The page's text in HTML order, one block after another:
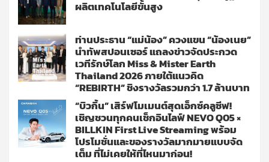
ผลิตเทคโนโลยีขั้นสูง
ท่านประธาน “แม่น้อง” ควงแขน “น้องเนย”
นำทัพสปอนเซอร์ แถลงข่าวจัดประกวด
เวทีรักษ์โลก Miss & Mister Earth
Thailand 2026 ภายใต้แนวคิด
“REBIRTH” ชิงรางวัลรวมกว่า 1.7 ล้านบาท
“บิวกิ้น” เสิร์ฟโมเมนต์สุดเอ็กซ์คลูซีฟ!
เชิญชวนทุกคนเช็กอินไลฟ์ NEVO Q05 ×
BILLKIN First Live Streaming พร้อม
โปรโมชั่นและของรางวัลมากมายแบบจัด
เต็ม ที่ไม่เคยให้ที่ไหนมาก่อน!